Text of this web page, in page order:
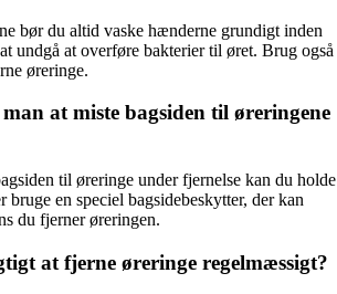
bør du altid vaske hænderne grundigt inden
undgå at overføre bakterier til øret. Brug også
øreringe.
at miste bagsiden til øreringene
til øreringe under fjernelse kan du holde
bruge en speciel bagsidebeskytter, der kan
du fjerner øreringen.
at fjerne øreringe regelmæssigt?